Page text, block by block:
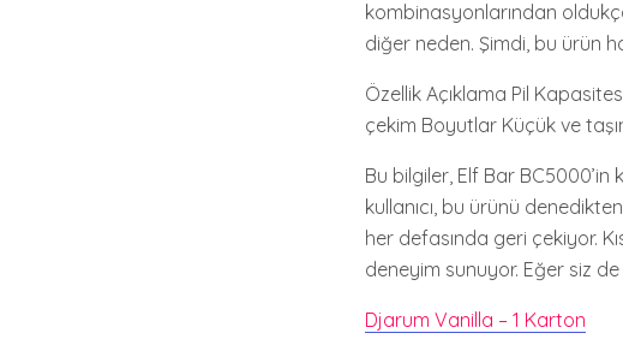
kombinasyonlarından
diğer neden. Şimdi, bu ürün
Özellik Açıklama Pil
çekim Boyutlar Küçük ve
Bu bilgiler, Elf Bar BC5000’in
kullanıcı, bu ürünü
her defasında geri çekiyor.
deneyim sunuyor. Eğer siz
Djarum Vanilla – 1 Karton